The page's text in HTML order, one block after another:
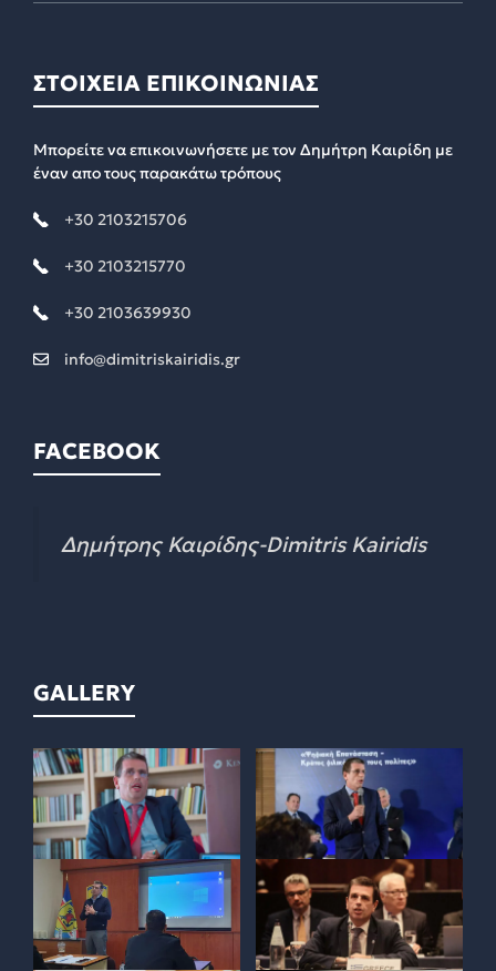
ΣΤΟΙΧΕΙΑ ΕΠΙΚΟΙΝΩΝΙΑΣ
Μπορείτε να επικοινωνήσετε με τον Δημήτρη Καιρίδη με
έναν απο τους παρακάτω τρόπους
+30 2103215706
+30 2103215770
+30 2103639930
info@dimitriskairidis.gr
FACEBOOK
Δημήτρης Καιρίδης-Dimitris Kairidis
GALLERY